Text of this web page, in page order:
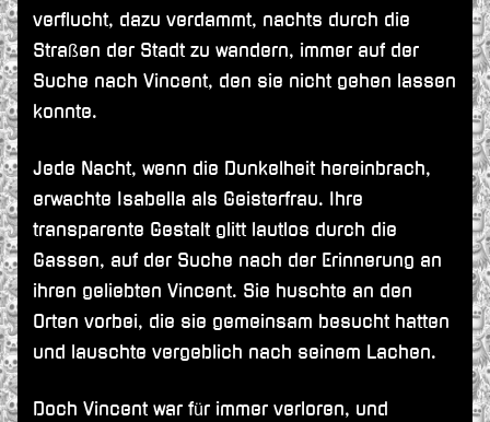
verflucht, dazu verdammt, nachts durch die
Straßen der Stadt zu wandern, immer auf der
Suche nach Vincent, den sie nicht gehen lassen
konnte.
Jede Nacht, wenn die Dunkelheit hereinbrach,
erwachte Isabella als Geisterfrau. Ihre
transparente Gestalt glitt lautlos durch die
Gassen, auf der Suche nach der Erinnerung an
ihren geliebten Vincent. Sie huschte an den
Orten vorbei, die sie gemeinsam besucht hatten
und lauschte vergeblich nach seinem Lachen.
Doch Vincent war für immer verloren, und